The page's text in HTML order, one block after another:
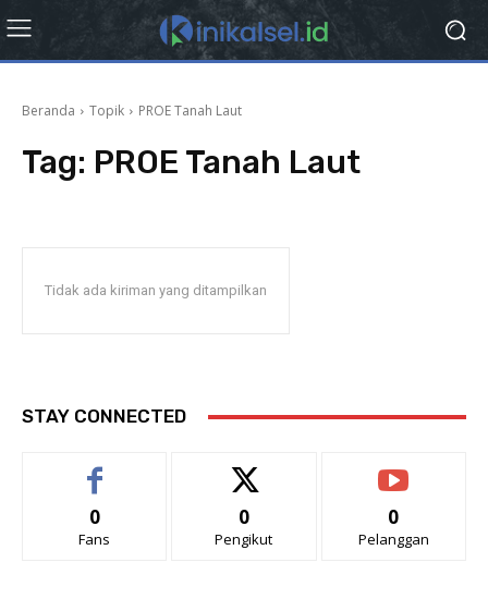
Beranda Topik PROE Tanah Laut
Tag: PROE Tanah Laut
Tidak ada kiriman yang ditampilkan
STAY CONNECTED
0
Fans
0
Pengikut
0
Pelanggan